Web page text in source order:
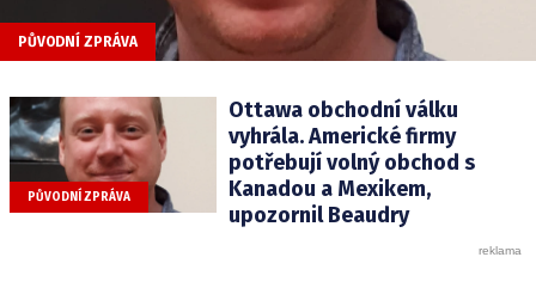
PŮVODNÍ ZPRÁVA
PŮVODNÍ ZPRÁVA
Ottawa obchodní válku
vyhrála. Americké firmy
potřebují volný obchod s
Kanadou a Mexikem,
upozornil Beaudry